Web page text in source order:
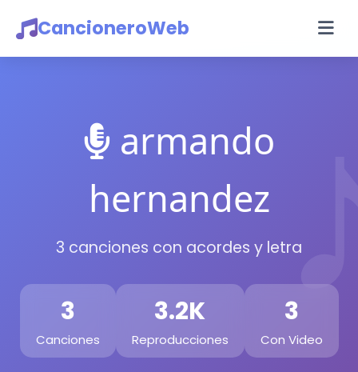
CancioneroWeb
armando
hernandez
3 canciones con acordes y letra
3
Canciones
3.2K
Reproducciones
3
Con Video